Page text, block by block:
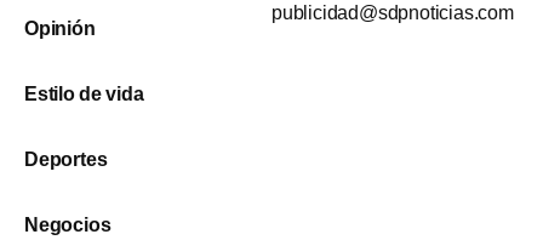
Opinión
Estilo de vida
Deportes
Negocios
publicidad@sdpnoticias.com